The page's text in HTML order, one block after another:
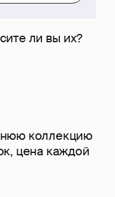
ли вы их?
коллекцию
цена каждой